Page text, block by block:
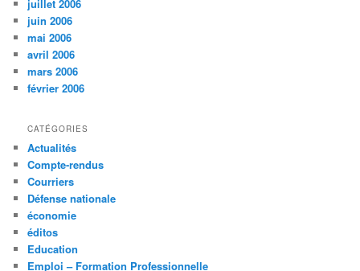
juillet 2006
juin 2006
mai 2006
avril 2006
mars 2006
février 2006
CATÉGORIES
Actualités
Compte-rendus
Courriers
Défense nationale
économie
éditos
Education
Emploi – Formation Professionnelle